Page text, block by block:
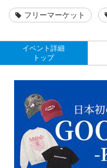
フリーマーケット
イベント詳細
トップ